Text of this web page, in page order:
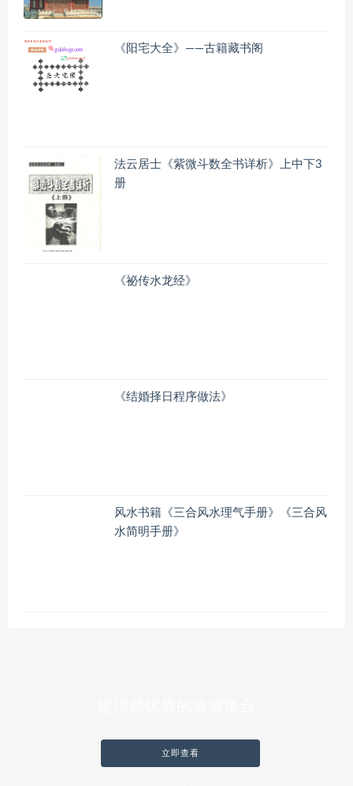
《阳宅大全》——古籍藏书阁
法云居士《紫微斗数全书详析》上中下3
册
《祕传水龙经》
《结婚择日程序做法》
风水书籍《三合风水理气手册》《三合风
水简明手册》
立即查看